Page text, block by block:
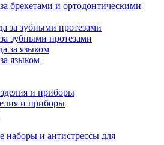
брекетами и ортодонтическими
зубными протезами
языком
и приборы